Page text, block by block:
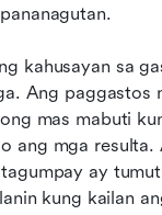
kahusayan sa
Ang paggastos
mas mabuti
ang mga resulta.
ay
kung kailan